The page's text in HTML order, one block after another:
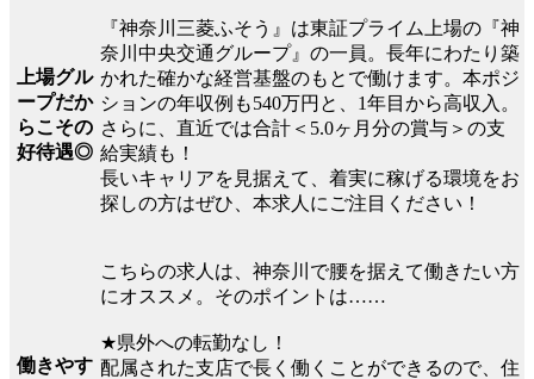
上場グル
ープだか
らこその
好待遇◎
『神奈川三菱ふそう』は東証プライム上場の『神
奈川中央交通グループ』の一員。長年にわたり築
かれた確かな経営基盤のもとで働けます。本ポジ
ションの年収例も540万円と、1年目から高収入。
さらに、直近では合計＜5.0ヶ月分の賞与＞の支
給実績も！
長いキャリアを見据えて、着実に稼げる環境をお
探しの方はぜひ、本求人にご注目ください！
働きやす
こちらの求人は、神奈川で腰を据えて働きたい方
にオススメ。そのポイントは……
★県外への転勤なし！
配属された支店で長く働くことができるので、住